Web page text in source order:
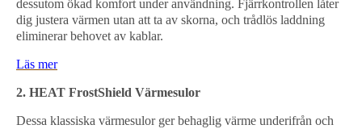
dessutom ökad komfort under användning. Fjärrkontrollen låter
dig justera värmen utan att ta av skorna, och trådlös laddning
eliminerar behovet av kablar.
Läs mer
2. HEAT FrostShield Värmesulor
Dessa klassiska värmesulor ger behaglig värme underifrån och